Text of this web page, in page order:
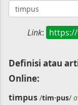
Link:
Definisi atau
Online:
timpus /tim·pus/ a